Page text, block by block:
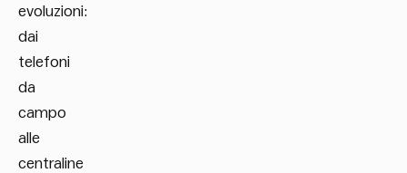
evoluzioni:
dai
telefoni
da
campo
alle
centraline